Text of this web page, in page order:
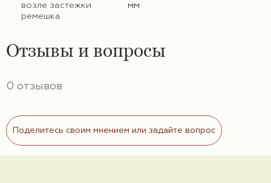
возле застежки
ремешка
мм
Отзывы и вопросы
0 отзывов
Поделитесь своим мнением или задайте вопрос